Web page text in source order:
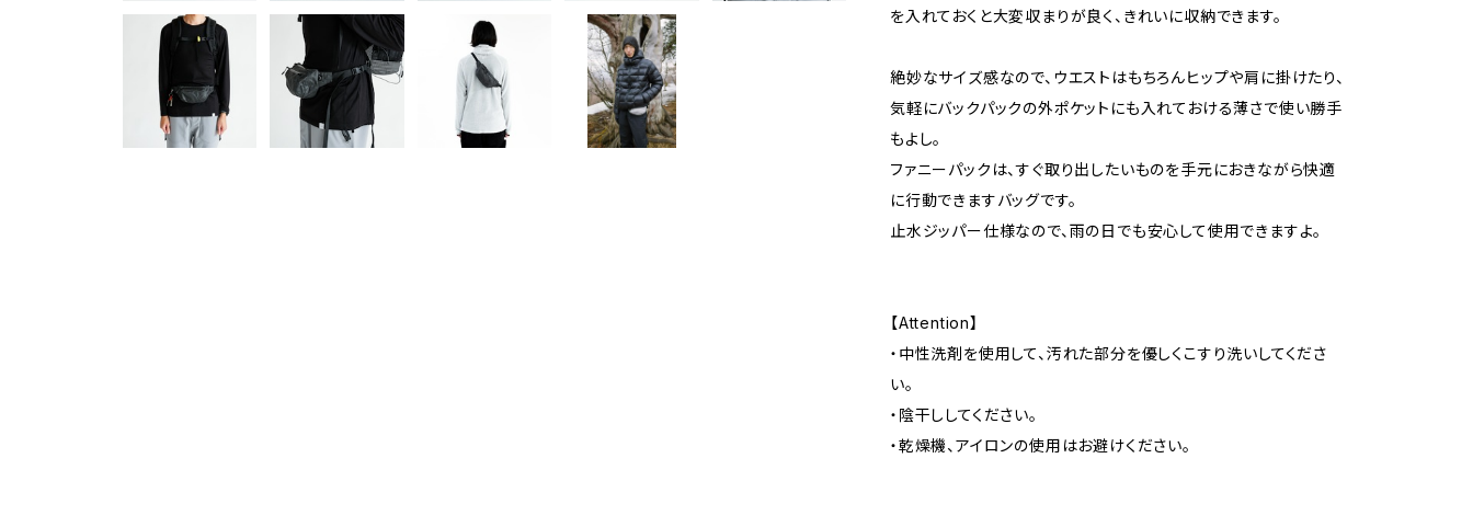
を入れておくと大変収まりが良く、きれいに収納できます。
絶妙なサイズ感なので、ウエストはもちろんヒップや肩に掛けたり、
気軽にバックパックの外ポケットにも入れておける薄さで使い勝手
もよし。
ファニーパックは、すぐ取り出したいものを手元におきながら快適
に行動できますバッグです。
止水ジッパー仕様なので、雨の日でも安心して使用できますよ。
【Attention】
・中性洗剤を使用して、汚れた部分を優しくこすり洗いしてくださ
い。
・陰干ししてください。
・乾燥機、アイロンの使用はお避けください。